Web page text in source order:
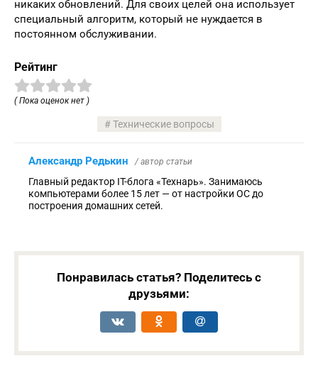
никаких обновлений. Для своих целей она использует
специальный алгоритм, который не нуждается в
постоянном обслуживании.
Рейтинг
( Пока оценок нет )
Технические вопросы
Александр Редькин / автор статьи
Главный редактор IT-блога «Технарь». Занимаюсь
компьютерами более 15 лет — от настройки ОС до
построения домашних сетей.
Понравилась статья? Поделитесь с
друзьями: